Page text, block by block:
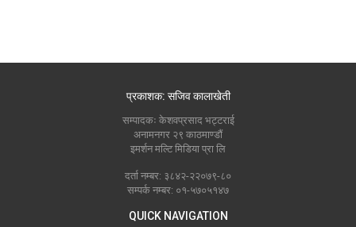
प्रकाशक: सजिव कालाखेती
सम्पादकः केशवप्रसाद भट्टराई
अनामनगर २९ काठमाण्डौं
इमर्शन मल्टि मिडिया प्रा लि
दर्ता नम्बर: ३८४२-२२०७९-८०
सम्पर्क नम्बर: ०१-५७०५१४७
QUICK NAVIGATION